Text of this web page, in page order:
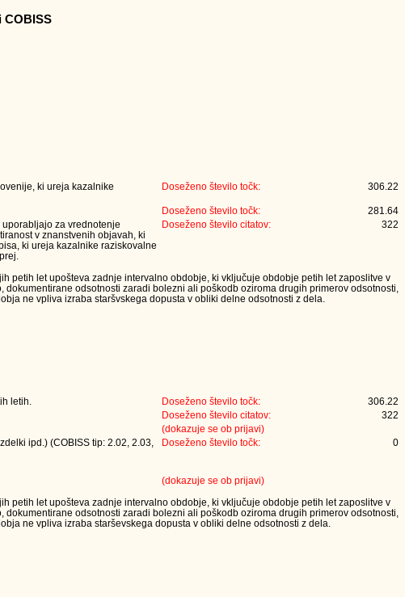
ki ureja kazalnike
Doseženo število točk: 306.22
Doseženo število točk:
281.64
uporabljajo za vrednotenje
v znanstvenih objavah, ki
ki ureja kazalnike raziskovalne
Doseženo število citatov: 322
petih let upošteva zadnje intervalno obdobje, ki vključuje obdobje petih let zaposlitve v
odsotnosti zaradi bolezni ali poškodb oziroma drugih primerov odsotnosti,
ne vpliva izraba staršvskega dopusta v obliki delne odsotnosti z dela.
letih. Doseženo število točk:
306.22
Doseženo število citatov:
322
(dokazuje se ob prijavi)
ipd.) (COBISS tip: 2.02, 2.03,
Doseženo število točk: 0
(dokazuje se ob prijavi)
petih let upošteva zadnje intervalno obdobje, ki vključuje obdobje petih let zaposlitve v
odsotnosti zaradi bolezni ali poškodb oziroma drugih primerov odsotnosti,
ne vpliva izraba starševskega dopusta v obliki delne odsotnosti z dela.